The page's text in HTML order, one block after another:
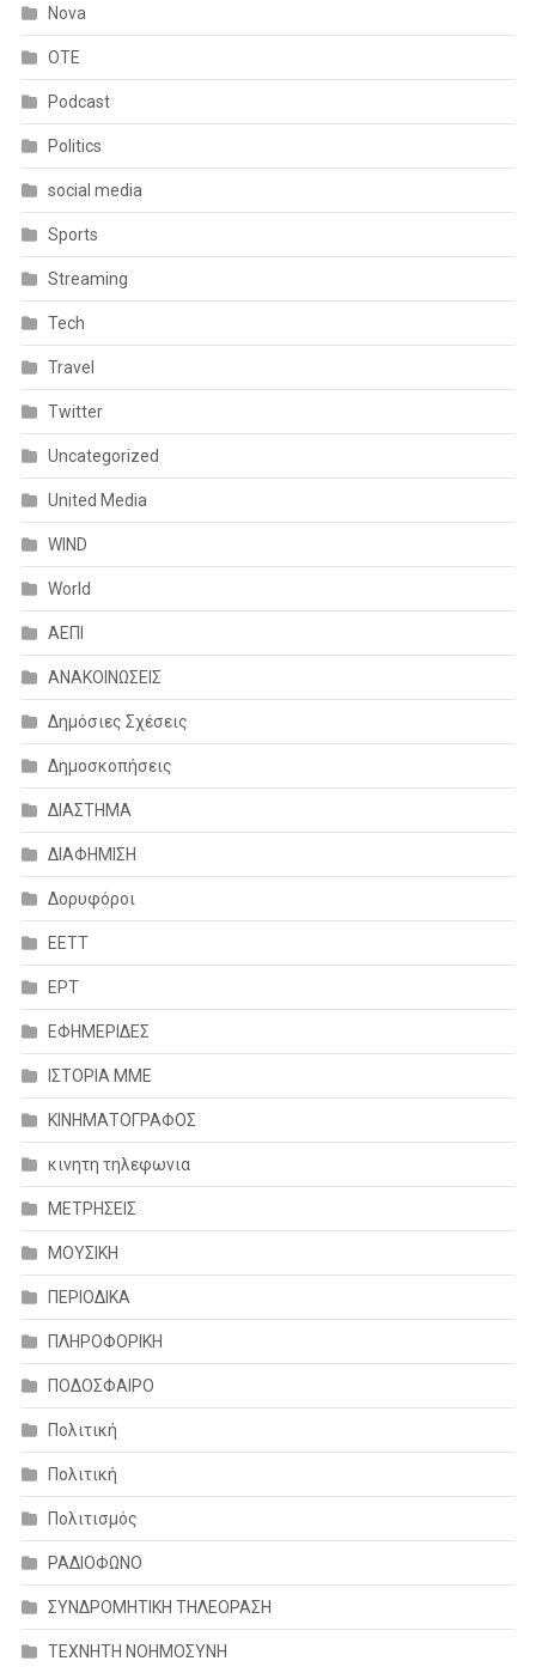
Nova
OTE
Podcast
Politics
social media
Sports
Streaming
Tech
Travel
Twitter
Uncategorized
United Media
WIND
World
ΑΕΠΙ
ΑΝΑΚΟΙΝΩΣΕΙΣ
Δημόσιες Σχέσεις
Δημοσκοπήσεις
ΔΙΑΣΤΗΜΑ
ΔΙΑΦΗΜΙΣΗ
Δορυφόροι
ΕΕΤΤ
ΕΡΤ
ΕΦΗΜΕΡΙΔΕΣ
ΙΣΤΟΡΙΑ ΜΜΕ
ΚΙΝΗΜΑΤΟΓΡΑΦΟΣ
κινητη τηλεφωνια
ΜΕΤΡΗΣΕΙΣ
ΜΟΥΣΙΚΗ
ΠΕΡΙΟΔΙΚΑ
ΠΛΗΡΟΦΟΡΙΚΗ
ΠΟΔΟΣΦΑΙΡΟ
Πολιτική
Πολιτική
Πολιτισμός
ΡΑΔΙΟΦΩΝΟ
ΣΥΝΔΡΟΜΗΤΙΚΗ ΤΗΛΕΟΡΑΣΗ
ΤΕΧΝΗΤΗ ΝΟΗΜΟΣΥΝΗ